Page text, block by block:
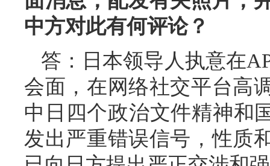
中方对此有何评论？
答：日本领导人执意在
会面，在网络社交平台高
中日四个政治文件精神和
发出严重错误信号，性质